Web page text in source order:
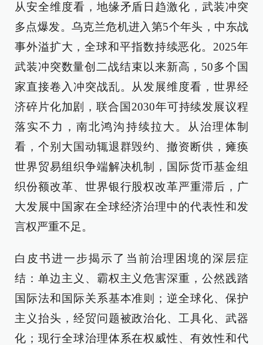
从安全维度看，地缘矛盾日趋激化，武装冲突
多点爆发。乌克兰危机进入第5个年头，中东战
事外溢扩大，全球和平指数持续恶化。2025年
武装冲突数量创二战结束以来新高，50多个国
家直接卷入冲突战乱。从发展维度看，世界经
济碎片化加剧，联合国2030年可持续发展议程
落实不力，南北鸿沟持续拉大。从治理体制
看，个别大国动辄退群毁约、撤资断供，瘫痪
世界贸易组织争端解决机制，国际货币基金组
织份额改革、世界银行股权改革严重滞后，广
大发展中国家在全球经济治理中的代表性和发
言权严重不足。
白皮书进一步揭示了当前治理困境的深层症
结：单边主义、霸权主义危害深重，公然践踏
国际法和国际关系基本准则；逆全球化、保护
主义抬头，经贸问题被政治化、工具化、武器
化；现行全球治理体系在权威性、有效性和代